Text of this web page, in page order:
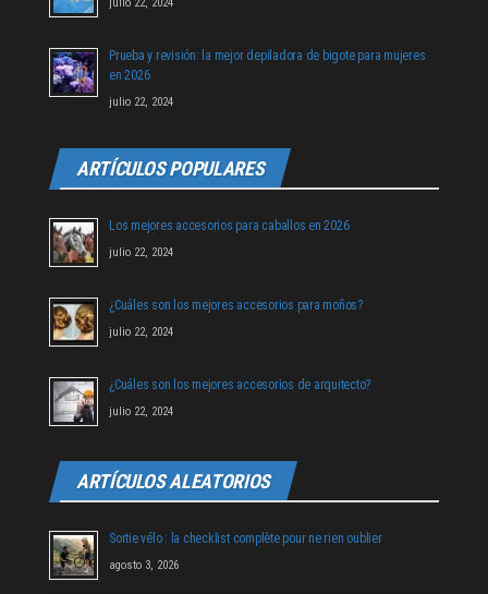
Prueba y revisión: la mejor depiladora de bigote para mujeres
en 2026
julio 22, 2024
ARTÍCULOS POPULARES
Los mejores accesorios para caballos en 2026
julio 22, 2024
¿Cuáles son los mejores accesorios para moños?
julio 22, 2024
¿Cuáles son los mejores accesorios de arquitecto?
julio 22, 2024
ARTÍCULOS ALEATORIOS
Sortie vélo : la checklist complète pour ne rien oublier
agosto 3, 2026